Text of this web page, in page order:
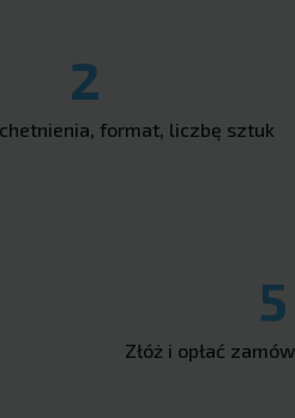
2
format, liczbę sztuk
5
Złóż i opłać